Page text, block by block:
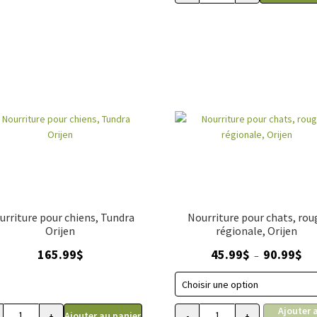
pour chiens, Tundra
Orijen
165.99$
Nourriture pour chats,
régionale, Orijen
45.99$ – 90.99$
à
Ajouter